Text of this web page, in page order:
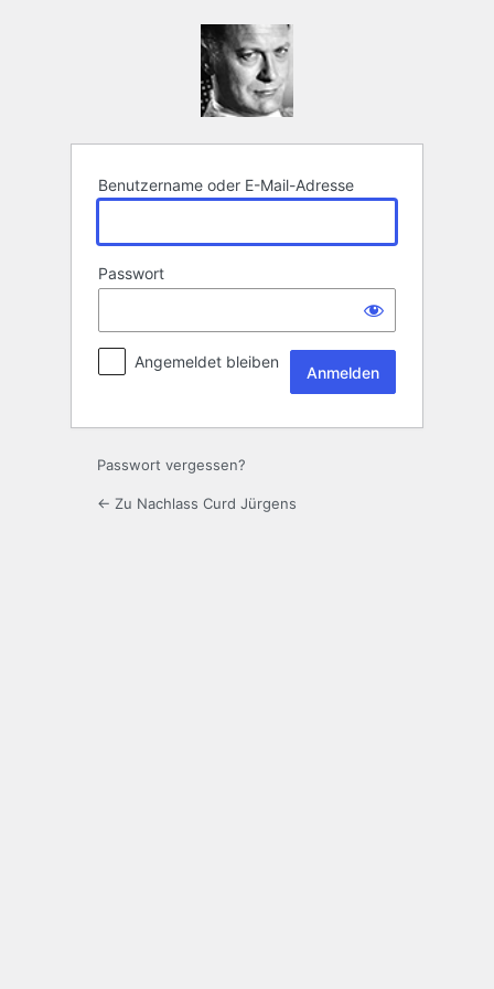
Benutzername oder E-Mail-Adresse
Passwort
Angemeldet bleiben
Passwort vergessen?
← Zu Nachlass Curd Jürgens